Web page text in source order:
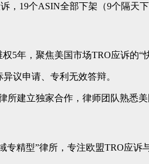
，19个ASIN全部下架（9个隔天下
5年，聚焦美国市场TRO应诉的“
异议申请、专利无效答辩。
所建立独家合作，律师团队熟悉
专精型”律所，专注欧盟TRO应诉